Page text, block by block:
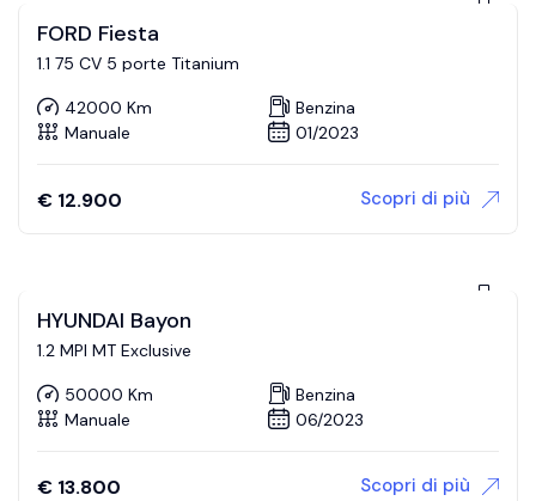
FORD Fiesta
1.1 75 CV 5 porte Titanium
42000 Km
Benzina
Manuale
01/2023
€ 12.900 Scopri di più
HYUNDAI Bayon
1.2 MPI MT Exclusive
50000 Km
Benzina
Manuale
06/2023
€ 13.800 Scopri di più